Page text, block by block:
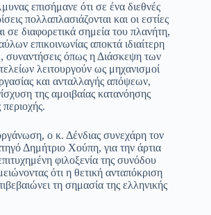
επισήμανε ότι σε ένα διεθνές
πολλαπλασιάζονται και οι εστίες
σε διαφορετικά σημεία του πλανήτη,
επικοινωνίας αποκτά ιδιαίτερη
συναντήσεις όπως η Διάσκεψη των
λειτουργούν ως μηχανισμοί
και ανταλλαγής απόψεων,
της αμοιβαίας κατανόησης
ο κ. Δένδιας συνεχάρη τον
Δημήτριο Χούπη, για την άρτια
φιλοξενία της συνόδου
ότι η θετική ανταπόκριση
τη σημασία της ελληνικής